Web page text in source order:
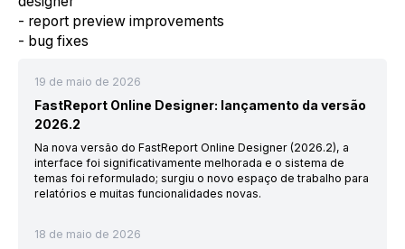
- report preview improvements
- bug fixes
19 de maio de 2026
FastReport Online Designer: lançamento da versão
2026.2
Na nova versão do FastReport Online Designer (2026.2), a
interface foi significativamente melhorada e o sistema de
temas foi reformulado; surgiu o novo espaço de trabalho para
relatórios e muitas funcionalidades novas.
18 de maio de 2026